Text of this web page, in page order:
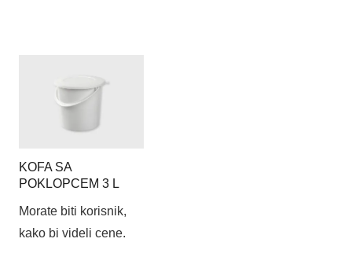
KOFA SA
POKLOPCEM 3 L
Morate biti korisnik,
kako bi videli cene.